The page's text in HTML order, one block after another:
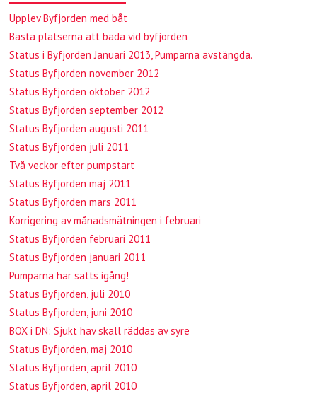
Upplev Byfjorden med båt
Bästa platserna att bada vid byfjorden
Status i Byfjorden Januari 2013, Pumparna avstängda.
Status Byfjorden november 2012
Status Byfjorden oktober 2012
Status Byfjorden september 2012
Status Byfjorden augusti 2011
Status Byfjorden juli 2011
Två veckor efter pumpstart
Status Byfjorden maj 2011
Status Byfjorden mars 2011
Korrigering av månadsmätningen i februari
Status Byfjorden februari 2011
Status Byfjorden januari 2011
Pumparna har satts igång!
Status Byfjorden, juli 2010
Status Byfjorden, juni 2010
BOX i DN: Sjukt hav skall räddas av syre
Status Byfjorden, maj 2010
Status Byfjorden, april 2010
Status Byfjorden, april 2010